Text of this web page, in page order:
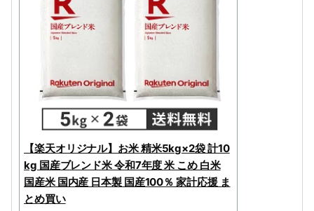
【楽天オリジナル】お米 精米5kg×2袋 計10
kg 国産ブレンド米 令和7年度 米 こめ 白米
国産米 国内産 日本製 国産100％ 家計応援 ま
とめ買い